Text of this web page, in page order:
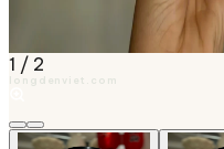
1 / 2
longdenviet.com